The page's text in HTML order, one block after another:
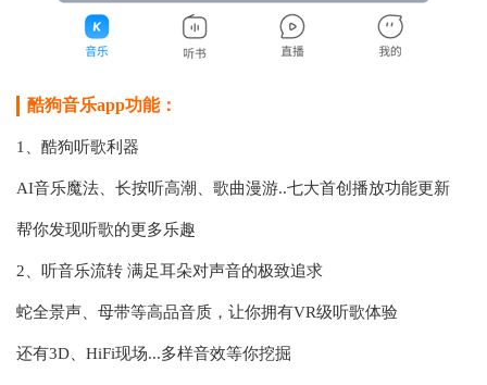
酷狗音乐app功能：
1、酷狗听歌利器
AI音乐魔法、长按听高潮、歌曲漫游..七大首创播放功能更新
帮你发现听歌的更多乐趣
2、听音乐流转 满足耳朵对声音的极致追求
蛇全景声、母带等高品音质，让你拥有VR级听歌体验
还有3D、HiFi现场...多样音效等你挖掘